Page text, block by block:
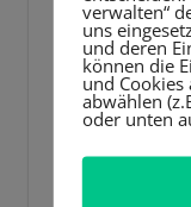
verwalten“
uns
und deren
können die
und
abwählen
oder unten